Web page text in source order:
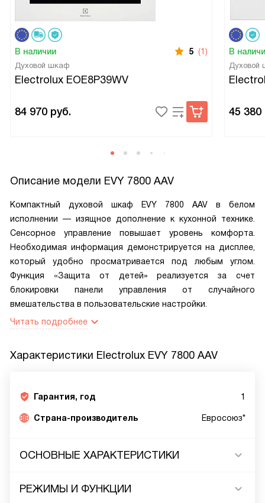
В наличии 5 (1)
Духовой шкаф
Electrolux EOE8P39WV
84 970 руб.
В
Духовой
45 380
Описание модели EVY 7800 AAV
Компактный духовой шкаф EVY 7800 AAV в белом
исполнении — изящное дополнение к кухонной технике.
Сенсорное управление повышает уровень комфорта.
Необходимая информация демонстрируется на дисплее,
который удобно просматривается под любым углом.
Функция «Защита от детей» реализуется за счет
блокировки панели управления от случайного
вмешательства в пользовательские настройки.
Читать подробнее
Характеристики Electrolux EVY 7800 AAV
Гарантия, год 1
Страна-производитель Евросоюз*
ОСНОВНЫЕ ХАРАКТЕРИСТИКИ
РЕЖИМЫ И ФУНКЦИИ